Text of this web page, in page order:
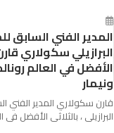
الروسية في يوم شديد الح...
المدير الفني السابق
البرازيلي سكولاري
الأفضل في العالم
ونيمار
قارن سكولاري المدير الفني
البرازيلي ، بالثلاثي الأفضل في